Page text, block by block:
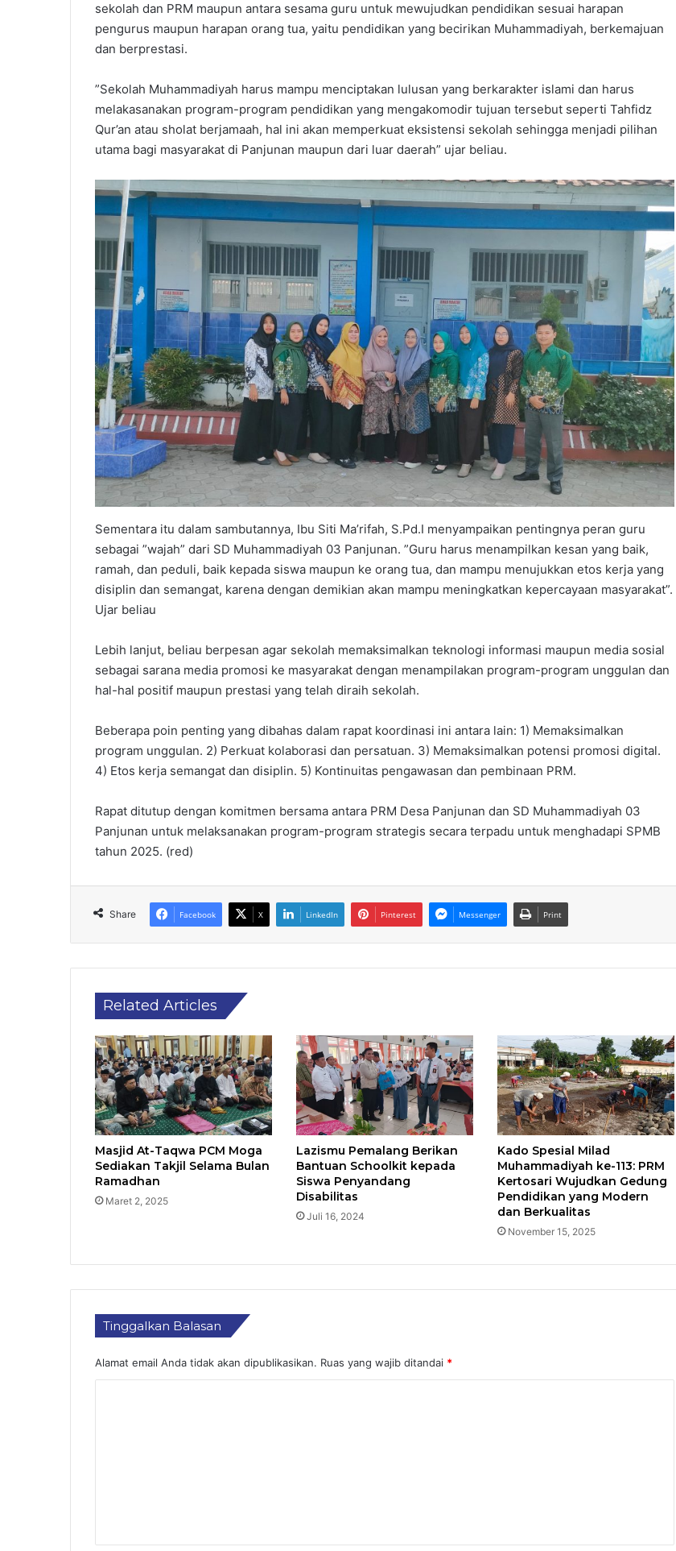
sekolah dan PRM maupun antara sesama guru untuk mewujudkan pendidikan sesuai harapan
pengurus maupun harapan orang tua, yaitu pendidikan yang becirikan Muhammadiyah, berkemajuan
dan berprestasi.
”Sekolah Muhammadiyah harus mampu menciptakan lulusan yang berkarakter islami dan harus
melakasanakan program-program pendidikan yang mengakomodir tujuan tersebut seperti Tahfidz
Qur’an atau sholat berjamaah, hal ini akan memperkuat eksistensi sekolah sehingga menjadi pilihan
utama bagi masyarakat di Panjunan maupun dari luar daerah” ujar beliau.
Sementara itu dalam sambutannya, Ibu Siti Ma’rifah, S.Pd.I menyampaikan pentingnya peran guru
sebagai ”wajah” dari SD Muhammadiyah 03 Panjunan. ”Guru harus menampilkan kesan yang baik,
ramah, dan peduli, baik kepada siswa maupun ke orang tua, dan mampu menujukkan etos kerja yang
disiplin dan semangat, karena dengan demikian akan mampu meningkatkan kepercayaan masyarakat”.
Ujar beliau
Lebih lanjut, beliau berpesan agar sekolah memaksimalkan teknologi informasi maupun media sosial
sebagai sarana media promosi ke masyarakat dengan menampilakan program-program unggulan dan
hal-hal positif maupun prestasi yang telah diraih sekolah.
Beberapa poin penting yang dibahas dalam rapat koordinasi ini antara lain: 1) Memaksimalkan
program unggulan. 2) Perkuat kolaborasi dan persatuan. 3) Memaksimalkan potensi promosi digital.
4) Etos kerja semangat dan disiplin. 5) Kontinuitas pengawasan dan pembinaan PRM.
Rapat ditutup dengan komitmen bersama antara PRM Desa Panjunan dan SD Muhammadiyah 03
Panjunan untuk melaksanakan program-program strategis secara terpadu untuk menghadapi SPMB
tahun 2025. (red)
Share Facebook X LinkedIn Pinterest Messenger Print
Related Articles
Masjid At-Taqwa PCM Moga
Sediakan Takjil Selama Bulan
Ramadhan
Maret 2, 2025
Lazismu Pemalang Berikan
Bantuan Schoolkit kepada
Siswa Penyandang
Disabilitas
Juli 16, 2024
Kado Spesial Milad
Muhammadiyah ke-113: PRM
Kertosari Wujudkan Gedung
Pendidikan yang Modern
dan Berkualitas
November 15, 2025
Tinggalkan Balasan
Alamat email Anda tidak akan dipublikasikan. Ruas yang wajib ditandai *